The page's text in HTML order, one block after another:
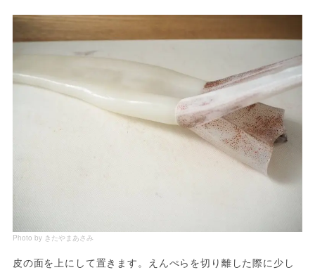
Photo by きたやまあさみ
皮の面を上にして置きます。えんぺらを切り離した際に少し